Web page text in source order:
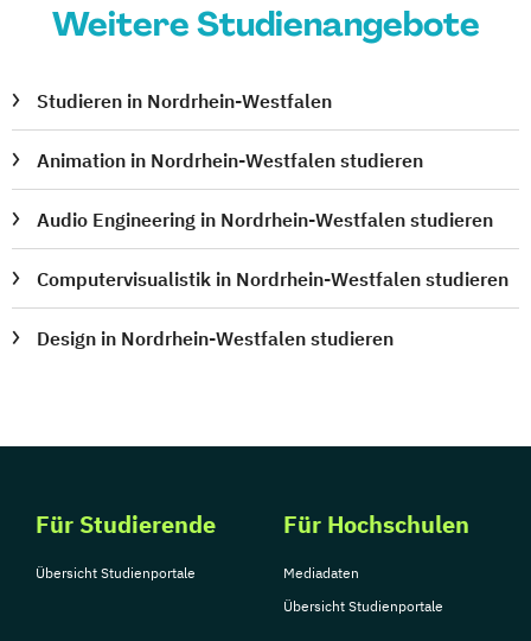
Weitere Studienangebote
Studieren in Nordrhein-Westfalen
Animation in Nordrhein-Westfalen studieren
Audio Engineering in Nordrhein-Westfalen studieren
Computervisualistik in Nordrhein-Westfalen studieren
Design in Nordrhein-Westfalen studieren
Für Studierende
Übersicht Studienportale
Für Hochschulen
Mediadaten
Übersicht Studienportale